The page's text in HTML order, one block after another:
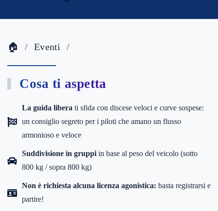
🏠 Eventi
Cosa ti aspetta
La guida libera ti sfida con discese veloci e curve sospese:
un consiglio segreto per i piloti che amano un flusso
armonioso e veloce
Suddivisione in gruppi in base al peso del veicolo (sotto
800 kg / sopra 800 kg)
Non è richiesta alcuna licenza agonistica: basta registrarsi e
partire!